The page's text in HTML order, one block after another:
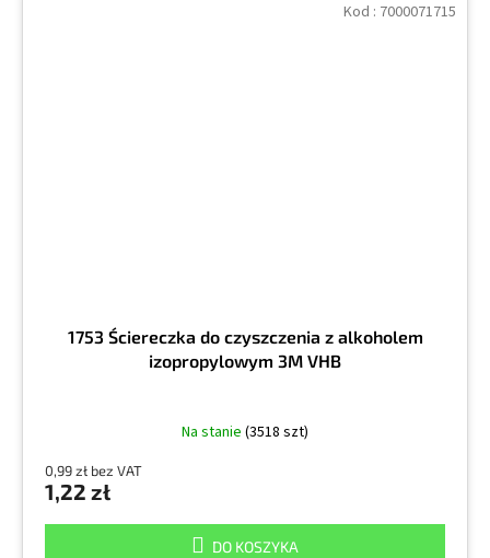
1753 Ściereczka do czyszczenia z alkoholem
izopropylowym 3M VHB
Na stanie (3518 szt)
0,99 zł bez VAT
1,22 zł
DO KOSZYKA
Kod : 7000071715